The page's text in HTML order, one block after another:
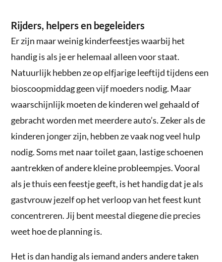
Rijders, helpers en begeleiders
Er zijn maar weinig kinderfeestjes waarbij het
handig is als je er helemaal alleen voor staat.
Natuurlijk hebben ze op elfjarige leeftijd tijdens een
bioscoopmiddag geen vijf moeders nodig. Maar
waarschijnlijk moeten de kinderen wel gehaald of
gebracht worden met meerdere auto’s. Zeker als de
kinderen jonger zijn, hebben ze vaak nog veel hulp
nodig. Soms met naar toilet gaan, lastige schoenen
aantrekken of andere kleine probleempjes. Vooral
als je thuis een feestje geeft, is het handig dat je als
gastvrouw jezelf op het verloop van het feest kunt
concentreren. Jij bent meestal diegene die precies
weet hoe de planning is.
Het is dan handig als iemand anders andere taken